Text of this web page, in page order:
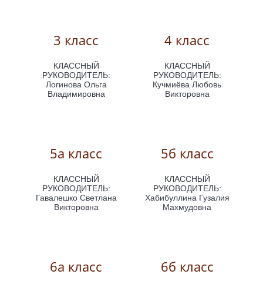
3 класс
КЛАССНЫЙ
РУКОВОДИТЕЛЬ:
Логинова Ольга
Владимировна
4 класс
КЛАССНЫЙ
РУКОВОДИТЕЛЬ:
Кучмиёва Любовь
Викторовна
5а класс
КЛАССНЫЙ
РУКОВОДИТЕЛЬ:
Гавалешко Светлана
Викторовна
5б класс
КЛАССНЫЙ
РУКОВОДИТЕЛЬ:
Хабибуллина Гузалия
Махмудовна
6а класс 6б класс